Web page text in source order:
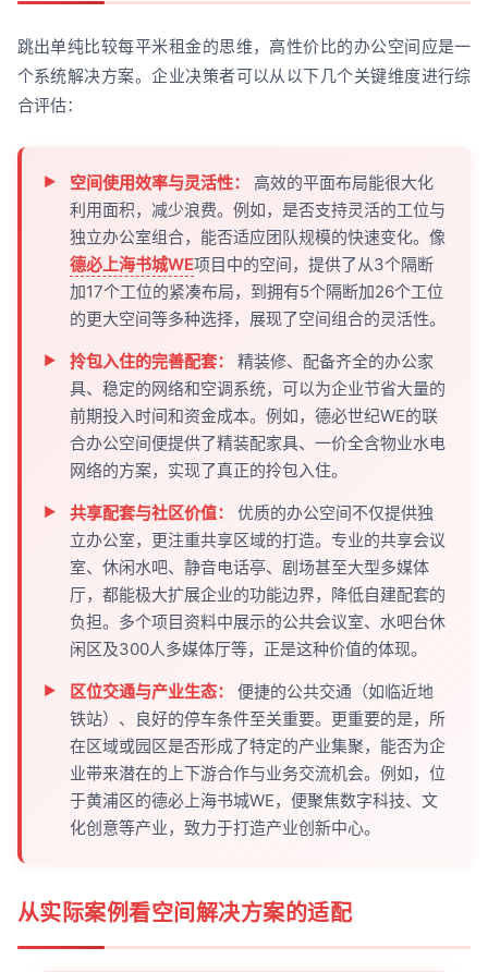
跳出单纯比较每平米租金的思维，高性价比的办公空间应是一
个系统解决方案。企业决策者可以从以下几个关键维度进行综
合评估：
空间使用效率与灵活性：
高效的平面布局能很大化
利用面积，减少浪费。例如，是否支持灵活的工位与
独立办公室组合，能否适应团队规模的快速变化。像
德必上海书城WE项目中的空间，提供了从3个隔断
加17个工位的紧凑布局，到拥有5个隔断加26个工位
的更大空间等多种选择，展现了空间组合的灵活性。
拎包入住的完善配套：
精装修、配备齐全的办公家
具、稳定的网络和空调系统，可以为企业节省大量的
前期投入时间和资金成本。例如，德必世纪WE的联
合办公空间便提供了精装配家具、一价全含物业水电
网络的方案，实现了真正的拎包入住。
共享配套与社区价值：
优质的办公空间不仅提供独
立办公室，更注重共享区域的打造。专业的共享会议
室、休闲水吧、静音电话亭、剧场甚至大型多媒体
厅，都能极大扩展企业的功能边界，降低自建配套的
负担。多个项目资料中展示的公共会议室、水吧台休
闲区及300人多媒体厅等，正是这种价值的体现。
区位交通与产业生态：
便捷的公共交通（如临近地
铁站）、良好的停车条件至关重要。更重要的是，所
在区域或园区是否形成了特定的产业集聚，能否为企
业带来潜在的上下游合作与业务交流机会。例如，位
于黄浦区的德必上海书城WE，便聚焦数字科技、文
化创意等产业，致力于打造产业创新中心。
从实际案例看空间解决方案的适配